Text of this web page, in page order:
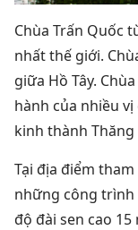
Chùa Trấn Quốc
nhất thế giới.
giữa Hồ Tây.
hành của nhiều
kinh thành Thăng
Tại địa điểm tham
những công trình
độ đài sen cao